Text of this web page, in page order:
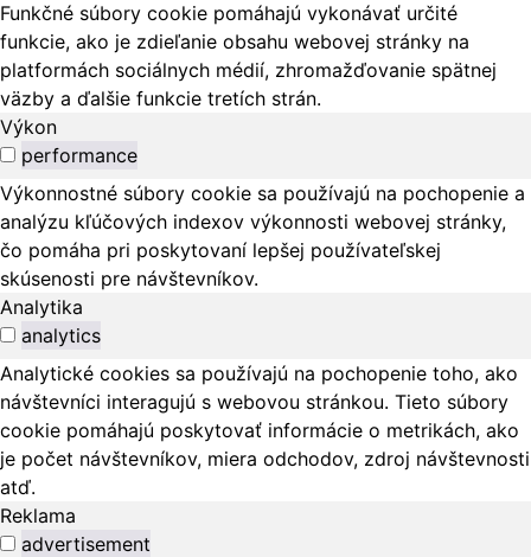
Funkčné súbory cookie pomáhajú vykonávať určité
funkcie, ako je zdieľanie obsahu webovej stránky na
platformách sociálnych médií, zhromažďovanie spätnej
väzby a ďalšie funkcie tretích strán.
Výkon
performance
Výkonnostné súbory cookie sa používajú na pochopenie a
analýzu kľúčových indexov výkonnosti webovej stránky,
čo pomáha pri poskytovaní lepšej používateľskej
skúsenosti pre návštevníkov.
Analytika
analytics
Analytické cookies sa používajú na pochopenie toho, ako
návštevníci interagujú s webovou stránkou. Tieto súbory
cookie pomáhajú poskytovať informácie o metrikách, ako
je počet návštevníkov, miera odchodov, zdroj návštevnosti
atď.
Reklama
advertisement